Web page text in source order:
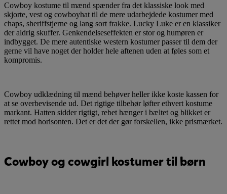
Cowboy kostume til mænd spænder fra det klassiske look med
skjorte, vest og cowboyhat til de mere udarbejdede kostumer med
chaps, sheriffstjerne og lang sort frakke. Lucky Luke er en klassiker
der aldrig skuffer. Genkendelseseffekten er stor og humøren er
indbygget. De mere autentiske western kostumer passer til dem der
gerne vil have noget der holder hele aftenen uden at føles som et
kompromis.
Cowboy udklædning til mænd behøver heller ikke koste kassen for
at se overbevisende ud. Det rigtige tilbehør løfter ethvert kostume
markant. Hatten sidder rigtigt, rebet hænger i bæltet og blikket er
rettet mod horisonten. Det er det der gør forskellen, ikke prismærket.
Cowboy og cowgirl kostumer til børn